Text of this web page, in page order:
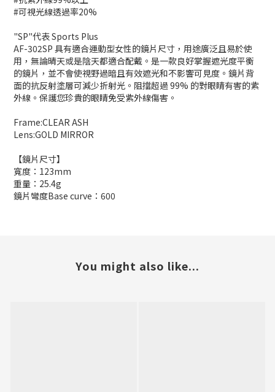
#可視光線透過率20%
"SP"代表 Sports Plus
AF-302SP 具有適合運動型女性的鏡片尺寸，用途廣泛且易於使
用，無論晴天或是陰天都適合配戴。是一款良好掌握遮光度平衡
的鏡片，並不會使視野過暗且有效遮光和不影響可見度。鏡片背
面的抗反射塗層可減少折射光。阻擋超過 99% 的對眼睛有害的紫
外線。保護您珍貴的眼睛免受紫外線傷害。
Frame:CLEAR ASH
Lens:GOLD MIRROR
【鏡片尺寸】
寬度：123mm
重量：25.4g
鏡片彎度Base curve：600
You might also like...